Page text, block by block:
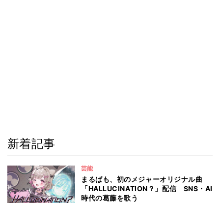
新着記事
芸能
まるぱも、初のメジャーオリジナル曲
「HALLUCINATION？」配信 SNS・AI
時代の葛藤を歌う